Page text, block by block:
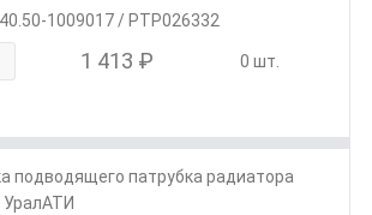
1009017 / PTP026332
1 413 ₽ 0 шт.
подводящего патрубка радиатора